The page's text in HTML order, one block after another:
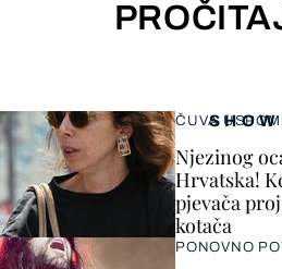
SHOW
ČUVA
Njezinog
Hrvatska!
pjevača
kotača
PONOVNO